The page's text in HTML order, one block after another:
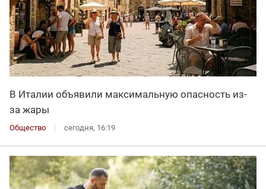
В Италии объявили максимальную опасность из-
за жары
Общество сегодня, 16:19